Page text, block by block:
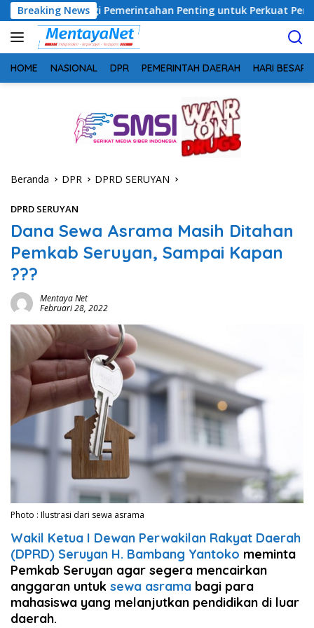
Langsung
ke
konten
Breaking News
Pemerintahan Penting untuk Perkuat Pembangunan Desa
HOME NASIONAL DPR PEMERINTAH DAERAH HARI BESAR
Beranda DPR DPRD SERUYAN
DPRD SERUYAN
Dana Sewa Asrama Masih Ditahan
Pemkab Seruyan, Sampai Kapan
???
Mentaya Net
Februari 28, 2022
Photo : Ilustrasi dari sewa asrama
Wakil Ketua I Dewan Perwakilan Rakyat Daerah
(DPRD) Seruyan H. Bambang Yantoko meminta
Pemkab Seruyan agar segera mencairkan
anggaran untuk sewa asrama bagi para
mahasiswa yang melanjutkan pendidikan di luar
daerah.